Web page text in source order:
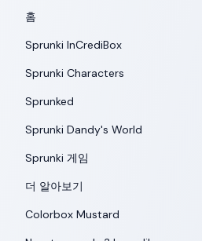
홈
Sprunki InCrediBox
Sprunki Characters
Sprunked
Sprunki Dandy's World
Sprunki 게임
더 알아보기
Colorbox Mustard